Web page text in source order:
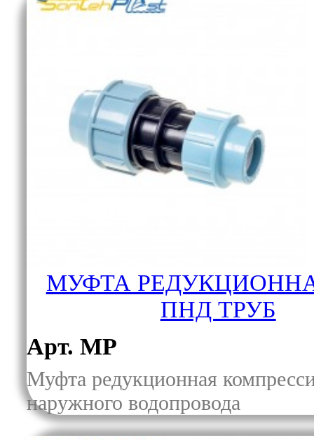
МУФТА
ПНД ТРУБ
Арт. МР
Муфта редукционная
наружного водопровода